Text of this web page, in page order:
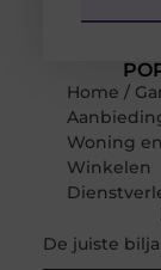
Home /
Woning
Winkelen
De juiste